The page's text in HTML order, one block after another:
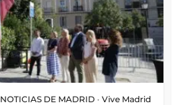
NOTICIAS DE MADRID • Vive Madrid